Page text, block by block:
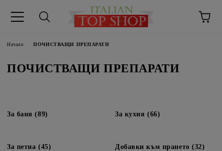
Начало ПОЧИСТВАЩИ ПРЕПАРАТИ
ПОЧИСТВАЩИ ПРЕПАРАТИ
За баня (89) За кухня (66)
За петна (45) Добавки към прането (32)